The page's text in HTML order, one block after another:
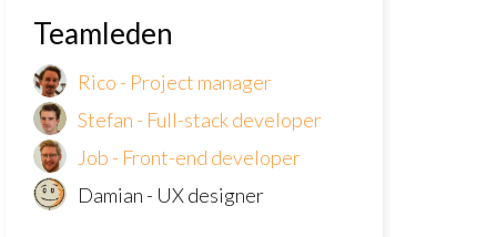
Teamleden
Rico - Project manager
Stefan - Full-stack developer
Job - Front-end developer
Damian - UX designer